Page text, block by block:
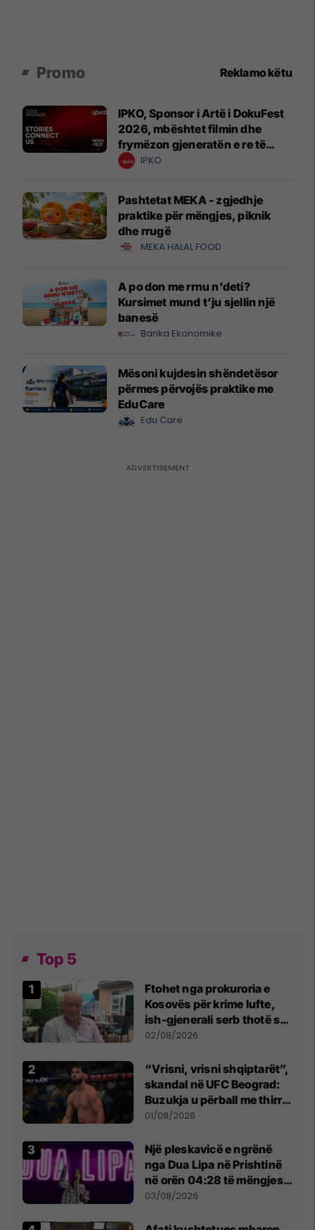
Promo Reklamo këtu
IPKO, Sponsor i Artë i DokuFest
2026, mbështet filmin dhe
frymëzon gjeneratën e re të
krijuesve
IPKO
Pashtetat MEKA - zgjedhje
praktike për mëngjes, piknik
dhe rrugë
MEKA HALAL FOOD
A po don me rrnu n’deti?
Kursimet mund t’ju sjellin një
banesë
Banka Ekonomike
Mësoni kujdesin shëndetësor
përmes përvojës praktike me
EduCare
Edu Care
Top 5
Ftohet nga prokuroria e
Kosovës për krime lufte,
ish-gjenerali serb thotë se
dikush e tradhtoi në
02/08/2026
“Vrisni, vrisni shqiptarët”,
skandal në UFC Beograd:
Buzukja u përball me thirrje
anti-shqiptare nga
01/08/2026
Një pleskavicë e ngrënë
nga Dua Lipa në Prishtinë
në orën 04:28 të mëngjesit
- dhe bota digjitale serbe
03/08/2026